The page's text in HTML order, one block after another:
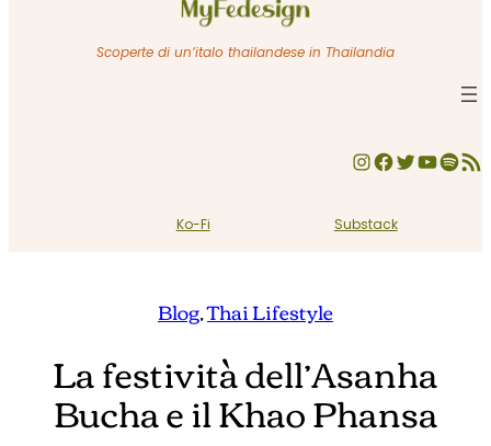
Scoperte di un’italo thailandese in Thailandia
InstagramFacebook Twitter YouTube Spotify Feed RSS
Ko-Fi Substack
Blog, Thai Lifestyle
La festività dell’Asanha
Bucha e il Khao Phansa